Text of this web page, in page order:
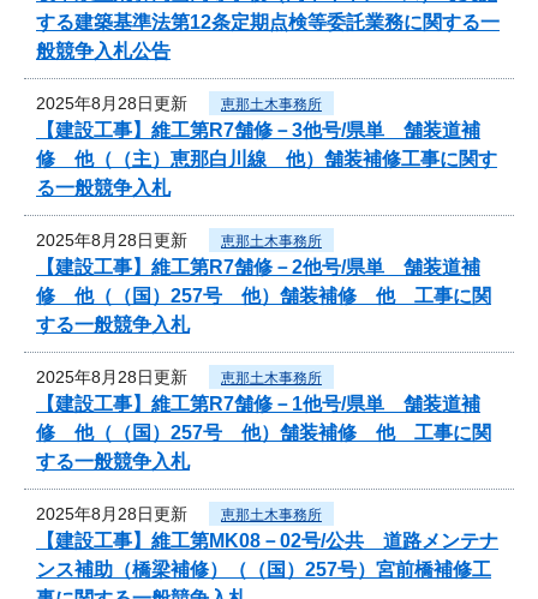
する建築基準法第12条定期点検等委託業務に関する一
般競争入札公告
2025年8月28日更新 恵那土木事務所
【建設工事】維工第R7舗修－3他号/県単 舗装道補
修 他（（主）恵那白川線 他）舗装補修工事に関す
る一般競争入札
2025年8月28日更新 恵那土木事務所
【建設工事】維工第R7舗修－2他号/県単 舗装道補
修 他（（国）257号 他）舗装補修 他 工事に関
する一般競争入札
2025年8月28日更新 恵那土木事務所
【建設工事】維工第R7舗修－1他号/県単 舗装道補
修 他（（国）257号 他）舗装補修 他 工事に関
する一般競争入札
2025年8月28日更新 恵那土木事務所
【建設工事】維工第MK08－02号/公共 道路メンテナ
ンス補助（橋梁補修）（（国）257号）宮前橋補修工